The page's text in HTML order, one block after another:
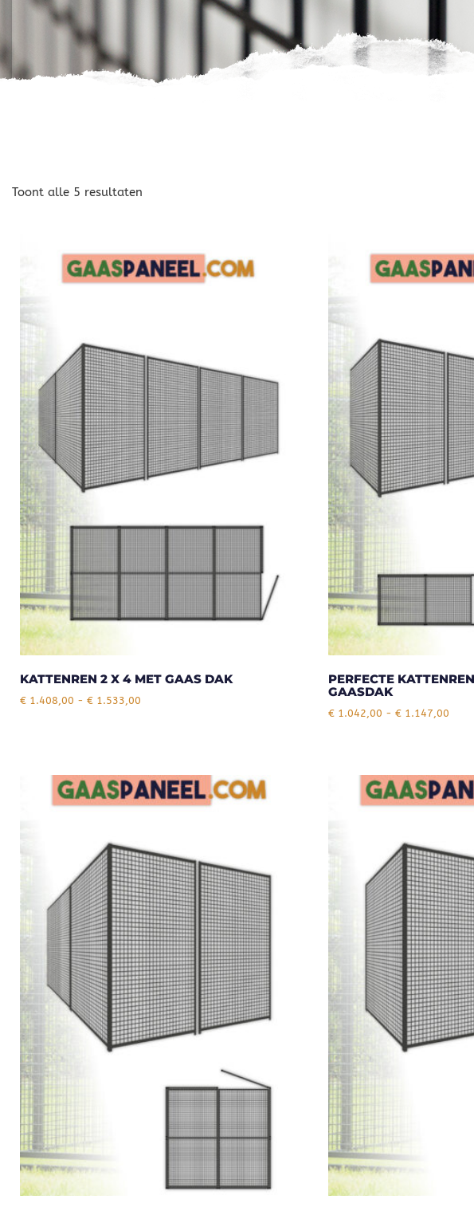
Toont alle 5 resultaten
KATTENREN 2 X 4 MET GAAS DAK
€ 1.408,00 - € 1.533,00
PERFECTE
GAASDAK
€1.042,00 - €1.147,00